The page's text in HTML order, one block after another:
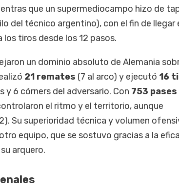
que un supermediocampo hizo de
del técnico argentino), con el fin de llegar
tiros desde los 12 pasos.
un dominio absoluto de Alemania
21 remates (7 al arco) y ejecutó 16
y 6 córners del adversario. Con 753 pases
el ritmo y el territorio, aunque
Su superioridad técnica y volumen
equipo, que se sostuvo gracias a la
arquero.